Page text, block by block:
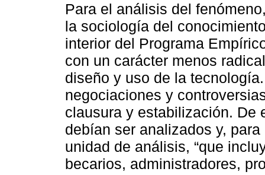
Para el análisis del
la sociología del
interior del Programa
con un carácter menos
diseño y uso de la
negociaciones y
clausura y estabilización. De
debían ser analizados y,
unidad de análisis, “que
becarios, administradores,